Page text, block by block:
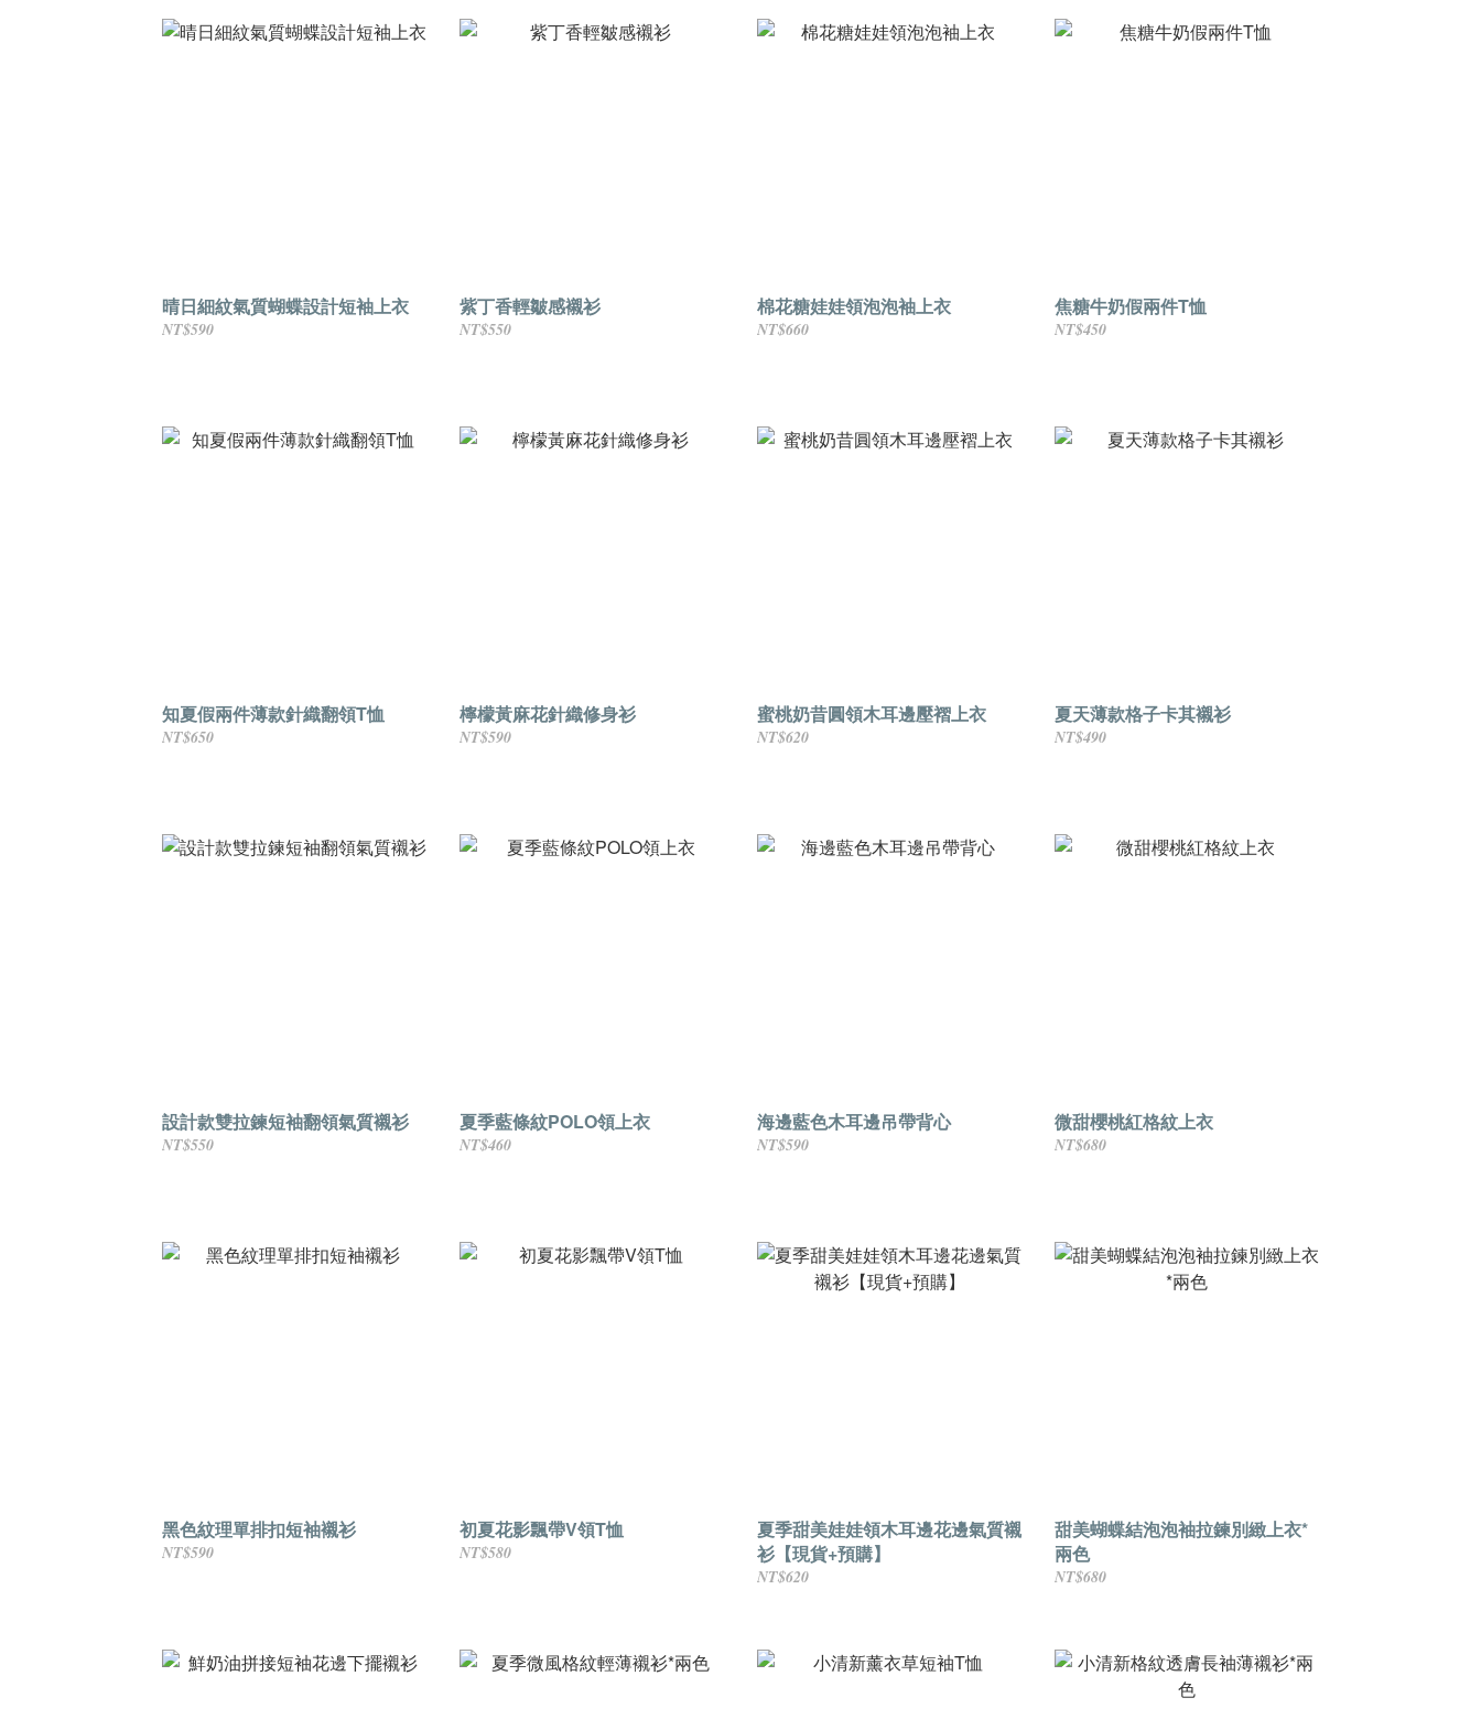
晴日細紋氣質蝴蝶設計短袖上衣
NT$590
紫丁香輕皺感襯衫
NT$550
棉花糖娃娃領泡泡袖上衣
NT$660
焦糖牛奶假兩件T恤
NT$450
知夏假兩件薄款針織翻領T恤
NT$650
檸檬黃麻花針織修身衫
NT$590
蜜桃奶昔圓領木耳邊壓褶上衣
NT$620
夏天薄款格子卡其襯衫
NT$490
設計款雙拉鍊短袖翻領氣質襯衫
NT$550
夏季藍條紋POLO領上衣
NT$460
海邊藍色木耳邊吊帶背心
NT$590
微甜櫻桃紅格紋上衣
NT$680
黑色紋理單排扣短袖襯衫
NT$590
初夏花影飄帶V領T恤
NT$580
夏季甜美娃娃領木耳邊花邊氣質襯
衫【現貨+預購】
NT$620
甜美蝴蝶結泡泡袖拉鍊別緻上衣*
兩色
NT$680